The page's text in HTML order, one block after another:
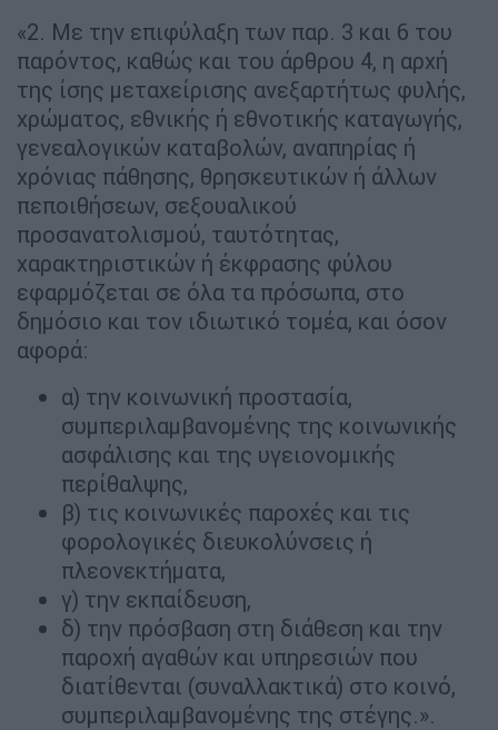
«2. Με την επιφύλαξη των παρ. 3 και 6 του
παρόντος, καθώς και του άρθρου 4, η αρχή
της ίσης μεταχείρισης ανεξαρτήτως φυλής,
χρώματος, εθνικής ή εθνοτικής καταγωγής,
γενεαλογικών καταβολών, αναπηρίας ή
χρόνιας πάθησης, θρησκευτικών ή άλλων
πεποιθήσεων, σεξουαλικού
προσανατολισμού, ταυτότητας,
χαρακτηριστικών ή έκφρασης φύλου
εφαρμόζεται σε όλα τα πρόσωπα, στο
δημόσιο και τον ιδιωτικό τομέα, και όσον
αφορά:
α) την κοινωνική προστασία,
συμπεριλαμβανομένης της κοινωνικής
ασφάλισης και της υγειονομικής
περίθαλψης,
β) τις κοινωνικές παροχές και τις
φορολογικές διευκολύνσεις ή
πλεονεκτήματα,
γ) την εκπαίδευση,
δ) την πρόσβαση στη διάθεση και την
παροχή αγαθών και υπηρεσιών που
διατίθενται (συναλλακτικά) στο κοινό,
συμπεριλαμβανομένης της στέγης.».